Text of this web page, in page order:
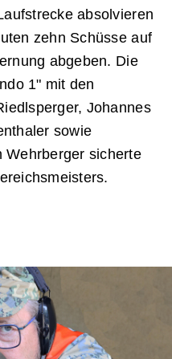
absolvieren
zehn Schüsse auf
abgeben. Die
1" mit den
Johannes
sowie
Wehrberger sicherte